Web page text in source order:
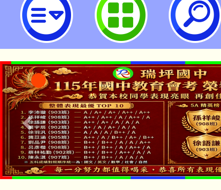
度校園參觀暨招生說明會」-桃園
「本色祭」8/29、30在
場熱烈登場!
8/21下午1時於龍潭區